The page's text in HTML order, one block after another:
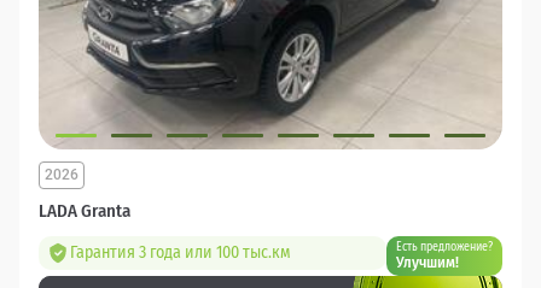
LADA Granta
2026
Гарантия 3 года или 100 тыс.км Есть предложение?
Улучшим!